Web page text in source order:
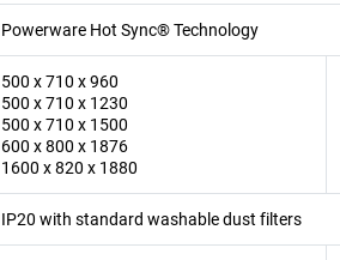
Powerware Hot Sync® Technology
500 x 710 x 960
500 x 710 x 1230
500 x 710 x 1500
600 x 800 x 1876
1600 x 820 x 1880
IP20 with standard washable dust filters